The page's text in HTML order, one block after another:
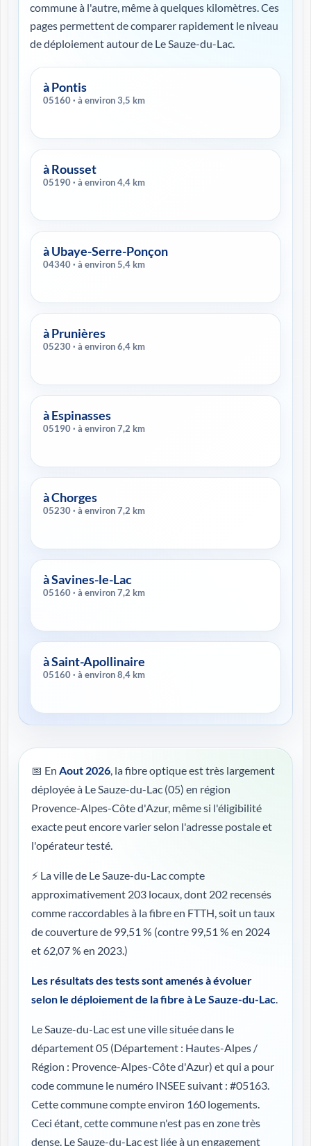
commune à l'autre, même à quelques kilomètres. Ces
pages permettent de comparer rapidement le niveau
de déploiement autour de Le Sauze-du-Lac.
à Pontis
05160 · à environ 3,5 km
à Rousset
05190 · à environ 4,4 km
à Ubaye-Serre-Ponçon
04340 · à environ 5,4 km
à Prunières
05230 · à environ 6,4 km
à Espinasses
05190 · à environ 7,2 km
à Chorges
05230 · à environ 7,2 km
à Savines-le-Lac
05160 · à environ 7,2 km
à Saint-Apollinaire
05160 · à environ 8,4 km
📅 En Aout 2026, la fibre optique est très largement
déployée à Le Sauze-du-Lac (05) en région
Provence-Alpes-Côte d'Azur, même si l'éligibilité
exacte peut encore varier selon l'adresse postale et
l'opérateur testé.
⚡ La ville de Le Sauze-du-Lac compte
approximativement 203 locaux, dont 202 recensés
comme raccordables à la fibre en FTTH, soit un taux
de couverture de 99,51 % (contre 99,51 % en 2024
et 62,07 % en 2023.)
Les résultats des tests sont amenés à évoluer
selon le déploiement de la fibre à Le Sauze-du-Lac.
Le Sauze-du-Lac est une ville située dans le
département 05 (Département : Hautes-Alpes /
Région : Provence-Alpes-Côte d'Azur) et qui a pour
code commune le numéro INSEE suivant : #05163.
Cette commune compte environ 160 logements.
Ceci étant, cette commune n'est pas en zone très
dense. Le Sauze-du-Lac est liée à un engagement